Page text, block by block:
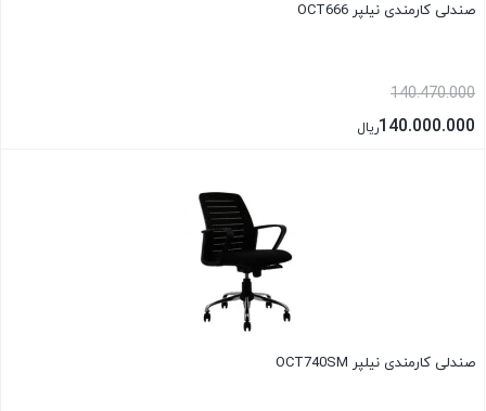
صندلی کارمندی نیلپر OCT666
140.470.000
140.000.000ریال
صندلی کارمندی نیلپر OCT740SM